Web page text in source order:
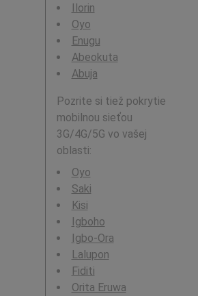
Ilorin
Oyo
Enugu
Abeokuta
Abuja
Pozrite si tiež pokrytie
mobilnou sieťou
3G/4G/5G vo vašej
oblasti:
Oyo
Saki
Kisi
Igboho
Igbo-Ora
Lalupon
Fiditi
Orita Eruwa